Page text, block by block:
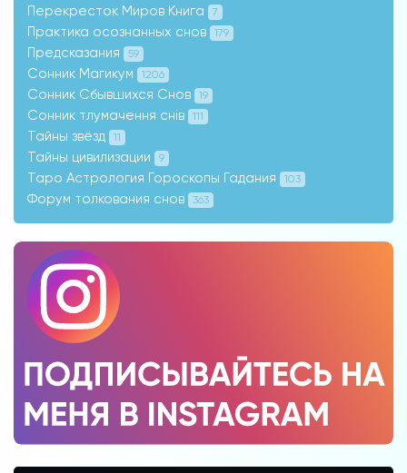
Перекресток Миров Книга 7
Практика осознанных снов 179
Предсказания 59
Сонник Магикум 1206
Сонник Сбывшихся Снов 19
Сонник тлумачення снів 111
Тайны звёзд 11
Тайны цивилизации 9
Таро Астрология Гороскопы Гадания 103
Форум толкования снов 363